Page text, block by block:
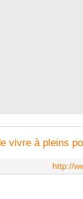
vivre à pleins
http://